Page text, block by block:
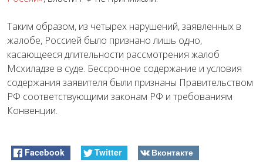
Таким образом, из четырех нарушений, заявленных в
жалобе, Россией было признано лишь одно,
касающееся длительности рассмотрения жалоб
Мсхиладзе в суде. Бессрочное содержание и условия
содержания заявителя были признаны Правительством
РФ соответствующими законам РФ и требованиям
Конвенции.
Facebook Twitter Вконтакте